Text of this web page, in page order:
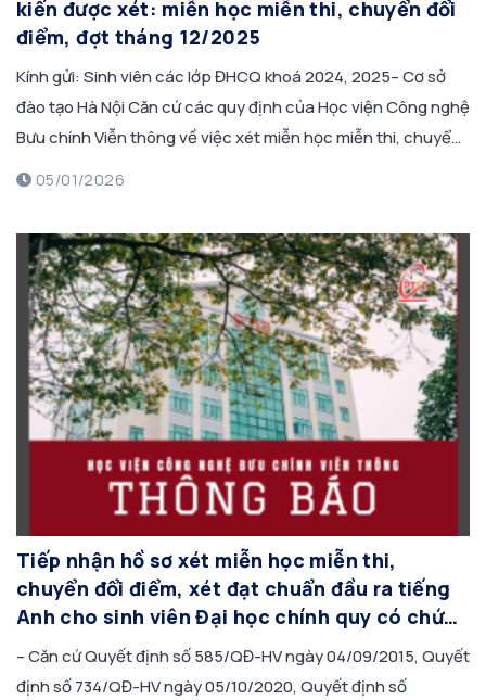
kiến được xét: miễn học miễn thi, chuyển đổi
điểm, đợt tháng 12/2025
Kính gửi: Sinh viên các lớp ĐHCQ khoá 2024, 2025– Cơ sở
đào tạo Hà Nội Căn cứ các quy định của Học viện Công nghệ
Bưu chính Viễn thông về việc xét miễn học miễn thi, chuyển
đổi điểm, chuẩn đầu ra các học phần Tiếng Anh. Căn cứ kết
05/01/2026
Tiếp nhận hồ sơ xét miễn học miễn thi,
chuyển đổi điểm, xét đạt chuẩn đầu ra tiếng
Anh cho sinh viên Đại học chính quy có chứng
chỉ tiếng Anh quốc tế theo quy định đợt
tháng 12/2025
– Căn cứ Quyết định số 585/QĐ-HV ngày 04/09/2015, Quyết
định số 734/QĐ-HV ngày 05/10/2020, Quyết định số